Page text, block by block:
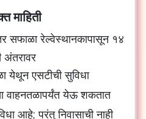
माहिती
सफाळा रेल्वेस्थानकापासून १४
अंतरावर
येथून एसटीची सुविधा
वाहनतळापर्यंत येऊ शकतात
आहे; परंतु निवासाची नाही